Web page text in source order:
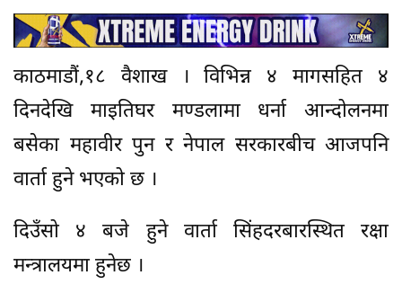
काठमाडौं,१८ वैशाख । विभिन्न ४ मागसहित ४
दिनदेखि माइतिघर मण्डलामा धर्ना आन्दोलनमा
बसेका महावीर पुन र नेपाल सरकारबीच आजपनि
वार्ता हुने भएको छ ।
दिउँसो ४ बजे हुने वार्ता सिंहदरबारस्थित रक्षा
मन्त्रालयमा हुनेछ ।